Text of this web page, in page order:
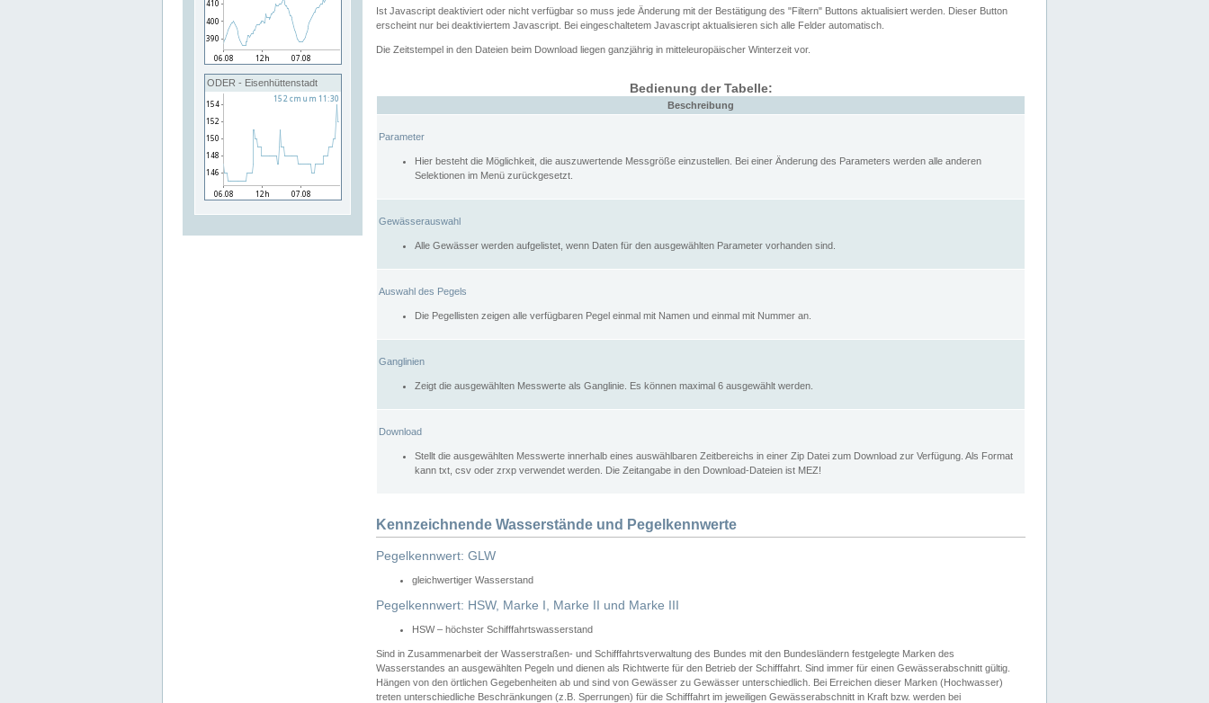
ODER - Eisenhüttenstadt
Ist Javascript deaktiviert oder nicht verfügbar so muss jede Änderung mit der Bestätigung des "Filtern" Buttons aktualisiert werden. Dieser Button
erscheint nur bei deaktiviertem Javascript. Bei eingeschaltetem Javascript aktualisieren sich alle Felder automatisch.
Die Zeitstempel in den Dateien beim Download liegen ganzjährig in mitteleuropäischer Winterzeit vor.
Bedienung der Tabelle:
Beschreibung
Parameter
Hier besteht die Möglichkeit, die auszuwertende Messgröße einzustellen. Bei einer Änderung des Parameters werden alle anderen
Selektionen im Menü zurückgesetzt.
Gewässerauswahl
Alle Gewässer werden aufgelistet, wenn Daten für den ausgewählten Parameter vorhanden sind.
Auswahl des Pegels
Die Pegellisten zeigen alle verfügbaren Pegel einmal mit Namen und einmal mit Nummer an.
Ganglinien
Zeigt die ausgewählten Messwerte als Ganglinie. Es können maximal 6 ausgewählt werden.
Download
Stellt die ausgewählten Messwerte innerhalb eines auswählbaren Zeitbereichs in einer Zip Datei zum Download zur Verfügung. Als Format
kann txt, csv oder zrxp verwendet werden. Die Zeitangabe in den Download-Dateien ist MEZ!
Kennzeichnende Wasserstände und Pegelkennwerte
Pegelkennwert: GLW
gleichwertiger Wasserstand
Pegelkennwert: HSW, Marke I, Marke II und Marke III
HSW – höchster Schifffahrtswasserstand
Sind in Zusammenarbeit der Wasserstraßen- und Schifffahrtsverwaltung des Bundes mit den Bundesländern festgelegte Marken des
Wasserstandes an ausgewählten Pegeln und dienen als Richtwerte für den Betrieb der Schifffahrt. Sind immer für einen Gewässerabschnitt gültig.
Hängen von den örtlichen Gegebenheiten ab und sind von Gewässer zu Gewässer unterschiedlich. Bei Erreichen dieser Marken (Hochwasser)
treten unterschiedliche Beschränkungen (z.B. Sperrungen) für die Schifffahrt im jeweiligen Gewässerabschnitt in Kraft bzw. werden bei